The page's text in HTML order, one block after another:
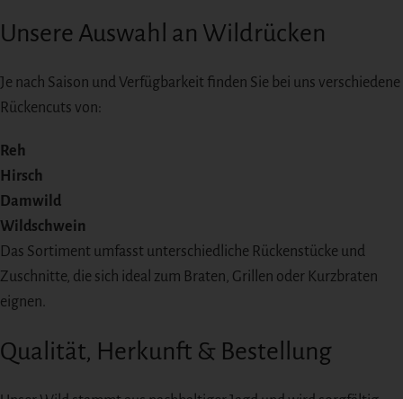
Unsere Auswahl an Wildrücken
Je nach Saison und Verfügbarkeit finden Sie bei uns verschiedene
Rückencuts von:
Reh
Hirsch
Damwild
Wildschwein
Das Sortiment umfasst unterschiedliche Rückenstücke und
Zuschnitte, die sich ideal zum Braten, Grillen oder Kurzbraten
eignen.
Qualität, Herkunft & Bestellung